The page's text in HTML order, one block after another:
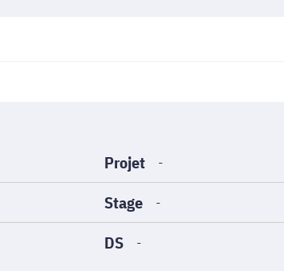
Projet -
Stage -
DS -